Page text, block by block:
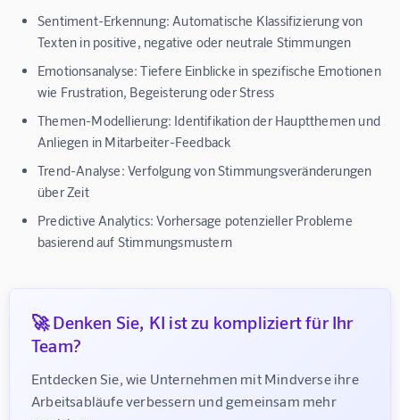
Sentiment-Erkennung: Automatische Klassifizierung von
Texten in positive, negative oder neutrale Stimmungen
Emotionsanalyse: Tiefere Einblicke in spezifische Emotionen
wie Frustration, Begeisterung oder Stress
Themen-Modellierung: Identifikation der Hauptthemen und
Anliegen in Mitarbeiter-Feedback
Trend-Analyse: Verfolgung von Stimmungsveränderungen
über Zeit
Predictive Analytics: Vorhersage potenzieller Probleme
basierend auf Stimmungsmustern
🚀 Denken Sie, KI ist zu kompliziert für Ihr
Team?
Entdecken Sie, wie Unternehmen mit Mindverse ihre
Arbeitsabläufe verbessern und gemeinsam mehr